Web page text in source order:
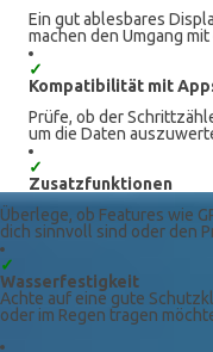
Ein gut ablesbares
machen den Umgang
✓
Kompatibilität mit
Prüfe, ob der
um die Daten
✓
Zusatzfunktionen
Überlege, ob Features wie
dich sinnvoll sind oder den
✓
Wasserfestigkeit
Achte auf eine gute
oder im Regen tragen